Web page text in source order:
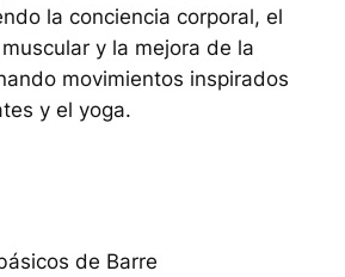
la conciencia corporal, el
y la mejora de la
movimientos inspirados
y el yoga.
de Barre